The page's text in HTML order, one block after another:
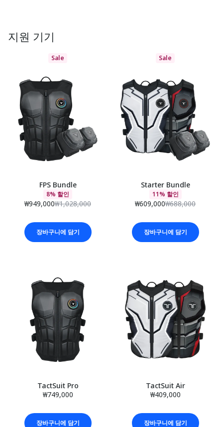
지원 기기
Sale
FPS Bundle
8% 할인
₩949,000₩1,028,000
장바구니에 담기
Sale
Starter Bundle
11% 할인
₩609,000₩688,000
장바구니에 담기
TactSuit Pro
₩749,000
장바구니에 담기
TactSuit Air
₩409,000
장바구니에 담기